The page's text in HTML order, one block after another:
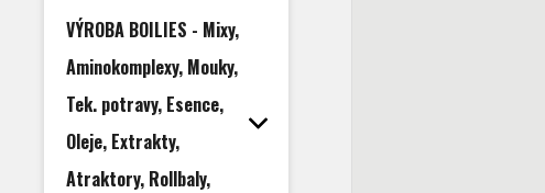
VÝROBA BOILIES - Mixy,
Aminokomplexy, Mouky,
Tek. potravy, Esence,
Oleje, Extrakty,
Atraktory, Rollbaly,